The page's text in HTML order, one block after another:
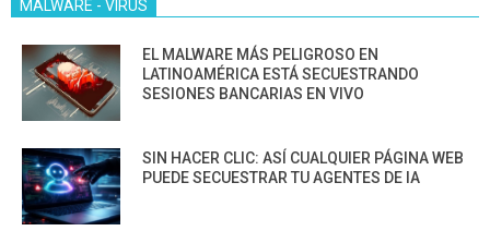
MALWARE - VIRUS
EL MALWARE MÁS PELIGROSO EN
LATINOAMÉRICA ESTÁ SECUESTRANDO
SESIONES BANCARIAS EN VIVO
SIN HACER CLIC: ASÍ CUALQUIER PÁGINA WEB
PUEDE SECUESTRAR TU AGENTES DE IA